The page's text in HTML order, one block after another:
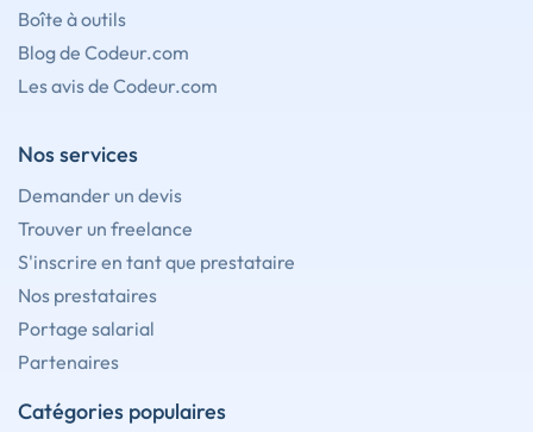
Boîte à outils
Blog de Codeur.com
Les avis de Codeur.com
Nos services
Demander un devis
Trouver un freelance
S'inscrire en tant que prestataire
Nos prestataires
Portage salarial
Partenaires
Catégories populaires